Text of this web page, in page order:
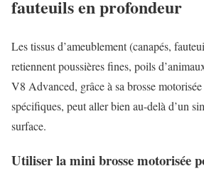
fauteuils en profondeur
Les tissus d’ameublement (canapés,
retiennent poussières fines, poils
V8 Advanced, grâce à sa brosse motorisée
spécifiques, peut aller bien au-delà d’un
surface.
Utiliser la mini brosse motorisée